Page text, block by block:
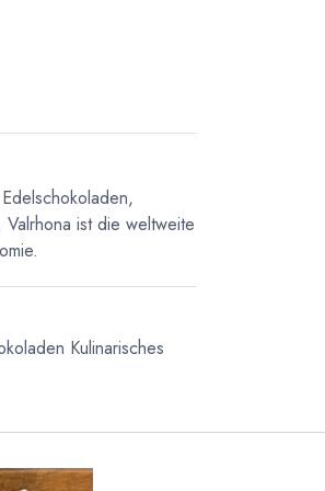
Valrhona ist die weltweite
Kulinarisches